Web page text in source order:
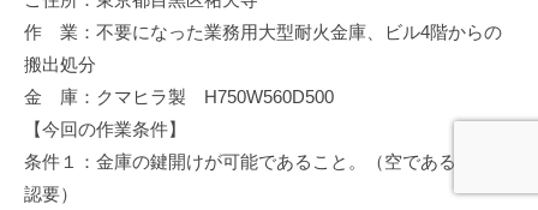
作 業：不要になった業務用大型耐火金庫、ビル4階からの
搬出処分
金 庫：クマヒラ製 H750W560D500
【今回の作業条件】
条件１：金庫の鍵開けが可能であること。（空である事の確
認要）